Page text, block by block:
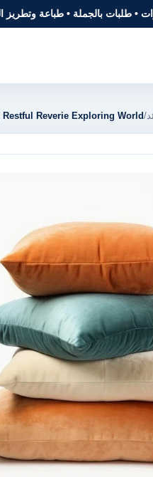
• طلبات بالجملة • طباعة وتطريز
/Restful Reverie Exploring World وسائد